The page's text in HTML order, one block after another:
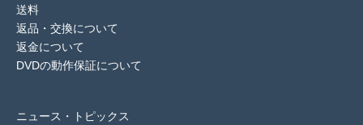
送料
返品・交換について
返金について
DVDの動作保証について
ニュース・トピックス